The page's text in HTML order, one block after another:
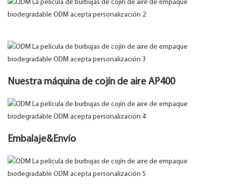
Nuestra máquina de cojín de aire AP400
Embalaje&Envío